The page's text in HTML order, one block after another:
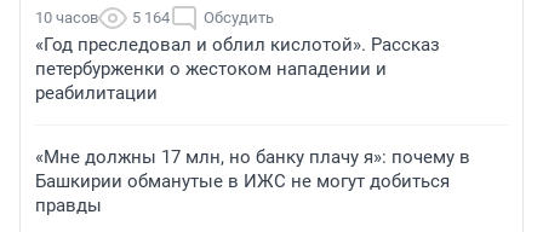
10 часов 5 164 Обсудить
«Год преследовал и облил кислотой». Рассказ
петербурженки о жестоком нападении и
реабилитации
«Мне должны 17 млн, но банку плачу я»: почему в
Башкирии обманутые в ИЖС не могут добиться
правды